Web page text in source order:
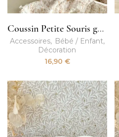
Coussin Petite Souris garçon
Accessoires
Bébé / Enfant
Décoration
16,90 €